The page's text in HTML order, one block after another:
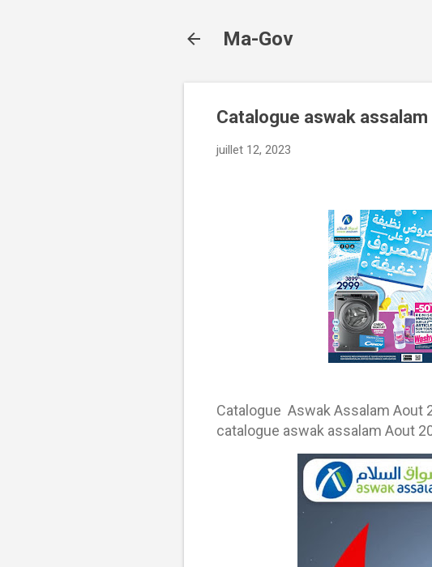
Ma-Gov
Catalogue aswak
juillet 12, 2023
Catalogue Aswak Assalam Aout
catalogue aswak assalam Aout